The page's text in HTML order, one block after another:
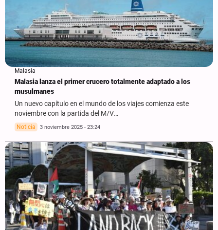
Malasia
Malasia lanza el primer crucero totalmente adaptado a los
musulmanes
Un nuevo capítulo en el mundo de los viajes comienza este
noviembre con la partida del M/V…
Noticia 3 noviembre 2025 - 23:24